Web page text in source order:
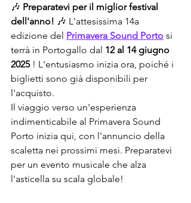
🎶 Preparatevi per il miglior festival
dell'anno! 🎶 L'attesissima 14a
edizione del Primavera Sound Porto si
terrà in Portogallo dal 12 al 14 giugno
2025 ! L'entusiasmo inizia ora, poiché i
biglietti sono già disponibili per
l'acquisto.
Il viaggio verso un'esperienza
indimenticabile al Primavera Sound
Porto inizia qui, con l'annuncio della
scaletta nei prossimi mesi. Preparatevi
per un evento musicale che alza
l'asticella su scala globale!